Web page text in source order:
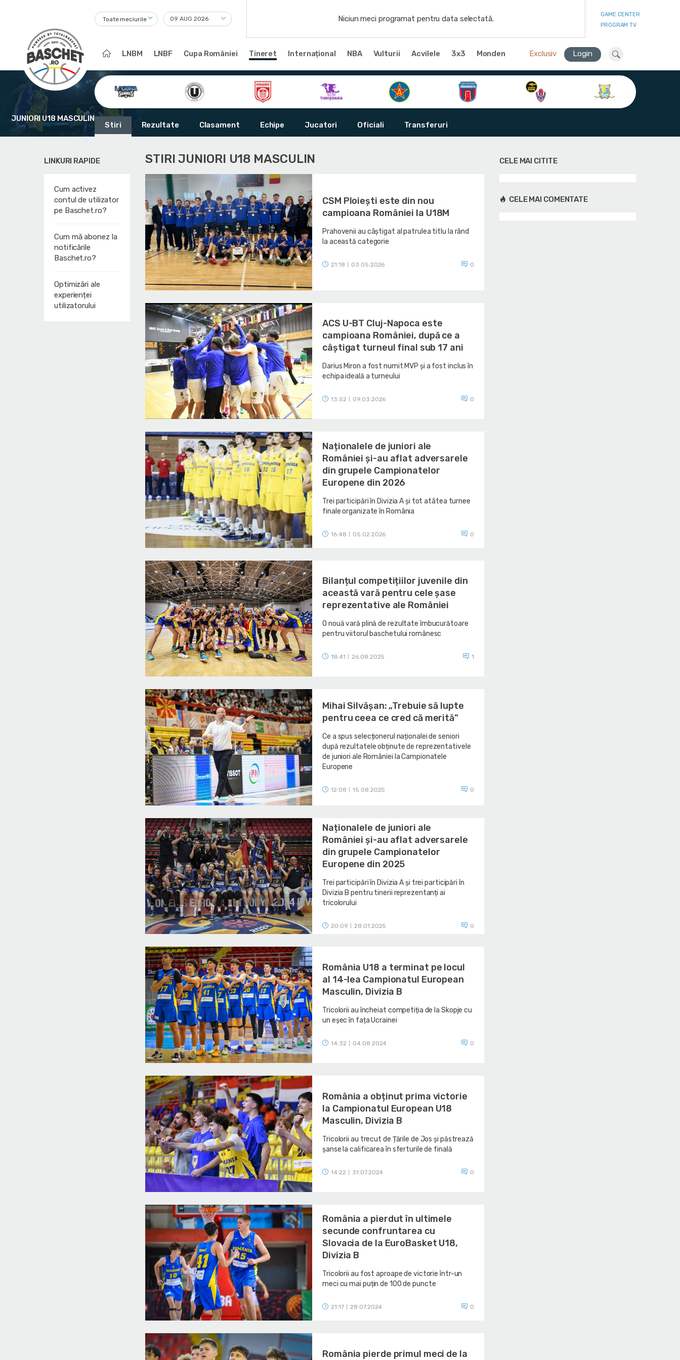
Toate meciurile Niciun meci programat pentru data selectată.
GAME CENTER
PROGRAM TV
LNBM LNBF Cupa României Tineret Internațional NBA Vulturii Acvilele 3x3 Monden Exclusiv Login
JUNIORI U18 MASCULIN
Stiri Rezultate Clasament Echipe Jucatori Oficiali Transferuri
LINKURI RAPIDE
Cum activez
contul de utilizator
pe Baschet.ro?
Cum mă abonez la
notificările
Baschet.ro?
Optimizări ale
experienței
utilizatorului
STIRI JUNIORI U18 MASCULIN
CSM Ploiești este din nou
campioana României la U18M
Prahovenii au câștigat al patrulea titlu la rând
la această categorie
21:18 03.05.2026 0
ACS U-BT Cluj-Napoca este
campioana României, după ce a
câștigat turneul final sub 17 ani
Darius Miron a fost numit MVP și a fost inclus în
echipa ideală a turneului
13:52 09.03.2026 0
Naționalele de juniori ale
României și-au aflat adversarele
din grupele Campionatelor
Europene din 2026
Trei participări în Divizia A și tot atâtea turnee
finale organizate în România
16:48 05.02.2026 0
Bilanțul competițiilor juvenile din
această vară pentru cele șase
reprezentative ale României
O nouă vară plină de rezultate îmbucurătoare
pentru viitorul baschetului românesc
18:41 26.08.2025 1
Mihai Silvășan: „Trebuie să lupte
pentru ceea ce cred că merită”
Ce a spus selecționerul naționalei de seniori
după rezultatele obținute de reprezentativele
de juniori ale României la Campionatele
Europene
12:08 15.08.2025 0
Naționalele de juniori ale
României și-au aflat adversarele
din grupele Campionatelor
Europene din 2025
Trei participări în Divizia A și trei participări în
Divizia B pentru tinerii reprezentanți ai
tricolorului
20:09 28.01.2025 0
România U18 a terminat pe locul
al 14-lea Campionatul European
Masculin, Divizia B
Tricolorii au încheiat competiția de la Skopje cu
un eșec în fața Ucrainei
14:32 04.08.2024 0
România a obținut prima victorie
la Campionatul European U18
Masculin, Divizia B
Tricolorii au trecut de Țările de Jos și păstrează
șanse la calificarea în sferturile de finală
14:22 31.07.2024 0
România a pierdut în ultimele
secunde confruntarea cu
Slovacia de la EuroBasket U18,
Divizia B
Tricolorii au fost aproape de victorie într-un
meci cu mai puțin de 100 de puncte
21:17 28.07.2024 0
România pierde primul meci de la
CELE MAI CITITE
CELE MAI COMENTATE